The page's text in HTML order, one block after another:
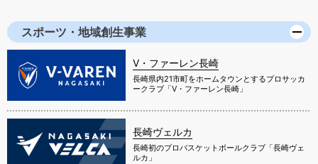
スポーツ・地域創生事業
V・ファーレン長崎
長崎県内21市町をホームタウンとするプロサッカ
ークラブ「V・ファーレン長崎」
長崎ヴェルカ
長崎初のプロバスケットボールクラブ「長崎ヴェ
ルカ」